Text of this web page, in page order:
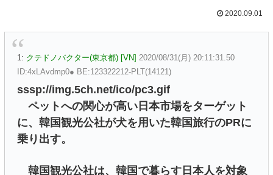
2020.09.01
1: クテドノバクター(東京都) [VN] 2020/08/31(月) 20:11:31.50
ID:4xLAvdmp0● BE:123322212-PLT(14121)
sssp://img.5ch.net/ico/pc3.gif
ペットへの関心が高い日本市場をターゲット
に、韓国観光公社が犬を用いた韓国旅行のPRに
乗り出す。
韓国観光公社は、韓国で暮らす日本人を対象